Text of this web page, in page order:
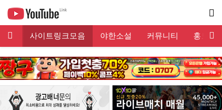
크 사이트링크모음 야한소설 커뮤니티 홍보게